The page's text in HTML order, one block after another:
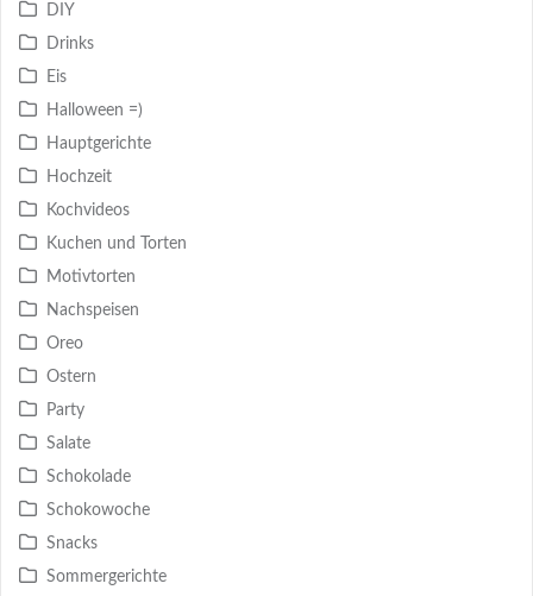
DIY
Drinks
Eis
Halloween =)
Hauptgerichte
Hochzeit
Kochvideos
Kuchen und Torten
Motivtorten
Nachspeisen
Oreo
Ostern
Party
Salate
Schokolade
Schokowoche
Snacks
Sommergerichte